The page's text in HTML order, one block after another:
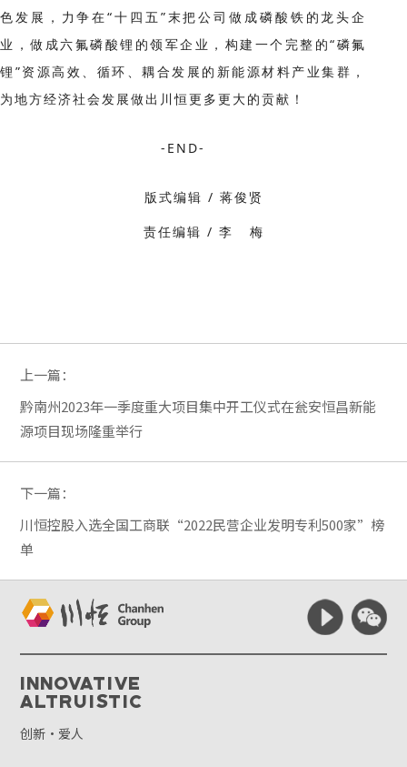
色发展，力争在“十四五”末把公司做成磷酸铁的龙头企
业，做成六氟磷酸锂的领军企业，构建一个完整的“磷氟
锂”资源高效、循环、耦合发展的新能源材料产业集群，
为地方经济社会发展做出川恒更多更大的贡献！
-END-
版式编辑 / 蒋俊贤
责任编辑 / 李 梅
上一篇：
黔南州2023年一季度重大项目集中开工仪式在瓮安恒昌新能
源项目现场隆重举行
下一篇：
川恒控股入选全国工商联“2022民营企业发明专利500家”榜
单
Innovative
Altruistic
创新·爱人